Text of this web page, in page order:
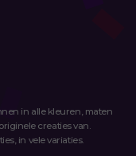
in alle kleuren, maten
creaties van.
in vele variaties.